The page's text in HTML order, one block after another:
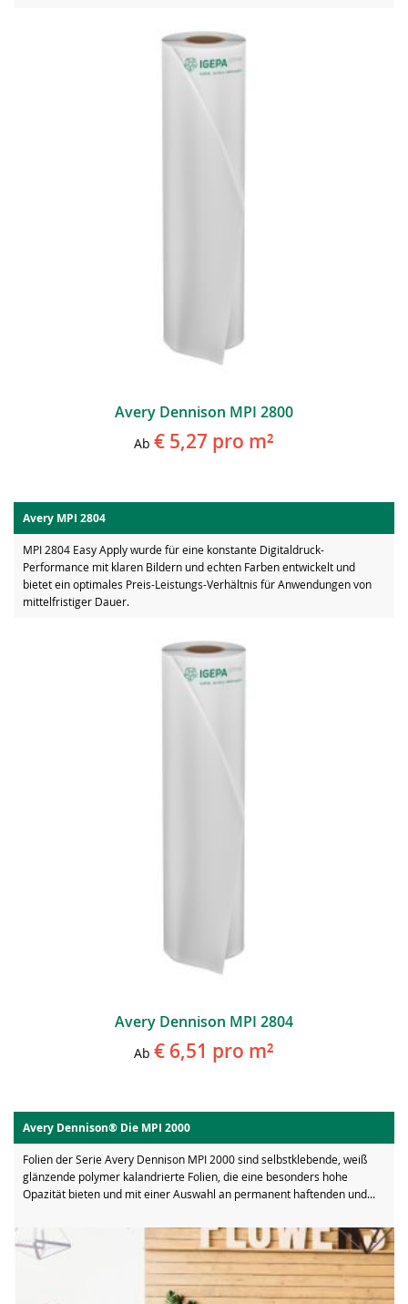
Avery Dennison MPI 2800
Ab € 5,27 pro m²
Avery MPI 2804
MPI 2804 Easy Apply wurde für eine konstante Digitaldruck-
Performance mit klaren Bildern und echten Farben entwickelt und
bietet ein optimales Preis-Leistungs-Verhältnis für Anwendungen von
mittelfristiger Dauer.
Avery Dennison MPI 2804
Ab € 6,51 pro m²
Avery Dennison® Die MPI 2000
Folien der Serie Avery Dennison MPI 2000 sind selbstklebende, weiß
glänzende polymer kalandrierte Folien, die eine besonders hohe
Opazität bieten und mit einer Auswahl an permanent haftenden und...